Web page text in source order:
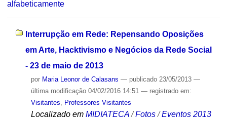
alfabeticamente
Interrupção em Rede: Repensando Oposições
em Arte, Hacktivismo e Negócios da Rede Social
- 23 de maio de 2013
por Maria Leonor de Calasans — publicado23/05/2013 —
última modificação04/02/2016 14:51 — registrado em:
Visitantes
Professores Visitantes
Localizado em MIDIATECA /Fotos /Eventos 2013